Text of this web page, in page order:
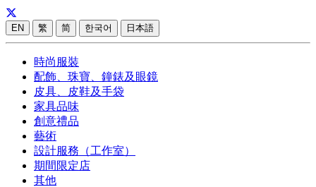
EN 繁 简 한국어 日本語
時尚服裝
配飾、珠寶、鐘錶及眼鏡
皮具、皮鞋及手袋
家具品味
創意禮品
藝術
設計服務（工作室）
期間限定店
其他